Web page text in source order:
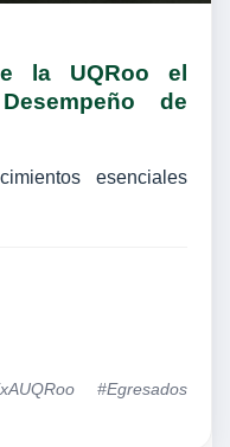
la UQRoo el
de
esenciales
#Egresados